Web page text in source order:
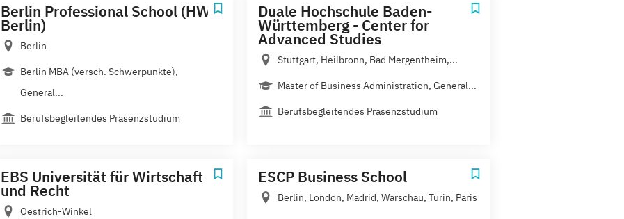
Berlin Professional School (HWR
Berlin)
Berlin
Berlin MBA (versch. Schwerpunkte),
General...
Berufsbegleitendes Präsenzstudium
Duale Hochschule Baden-
Württemberg - Center for
Advanced Studies
Stuttgart, Heilbronn, Bad Mergentheim,...
Master of Business Administration, General...
Berufsbegleitendes Präsenzstudium
EBS Universität für Wirtschaft
und Recht
Oestrich-Winkel
ESCP Business School
Berlin, London, Madrid, Warschau, Turin, Paris